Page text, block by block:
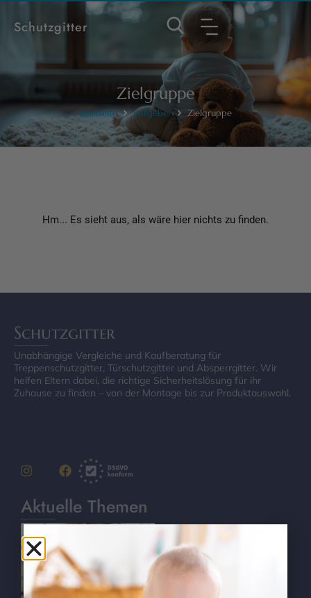
Schutzgitter
Zielgruppe
Startseite Ratgeber Zielgruppe
Hm... Es sieht aus, als wäre hier nichts zu finden.
Schutzgitter
Unabhängige Vergleiche und Kaufberatung für
Treppenschutzgitter, Türschutzgitter und Absperrgitter. Wir
helfen Eltern dabei, die richtige Sicherheitslösung für ihr
Zuhause zu finden – von der Montage bis zur Produktauswahl.
Aktuelle Themen
Worauf beim
Schutzgitter-Kauf
achten? – 15 wichtige